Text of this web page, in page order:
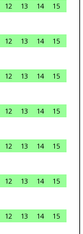
12 13 14
15
12 13 14
15
12 13 14
15
12 13 14
15
12 13 14
15
12 13 14
15
12 13 14
15